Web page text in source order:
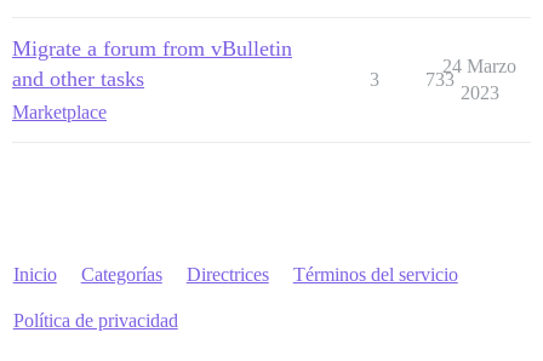
Migrate a forum from vBulletin
and other tasks
Marketplace
3 733
24 Marzo
2023
Inicio Categorías Directrices Términos del servicio
Política de privacidad